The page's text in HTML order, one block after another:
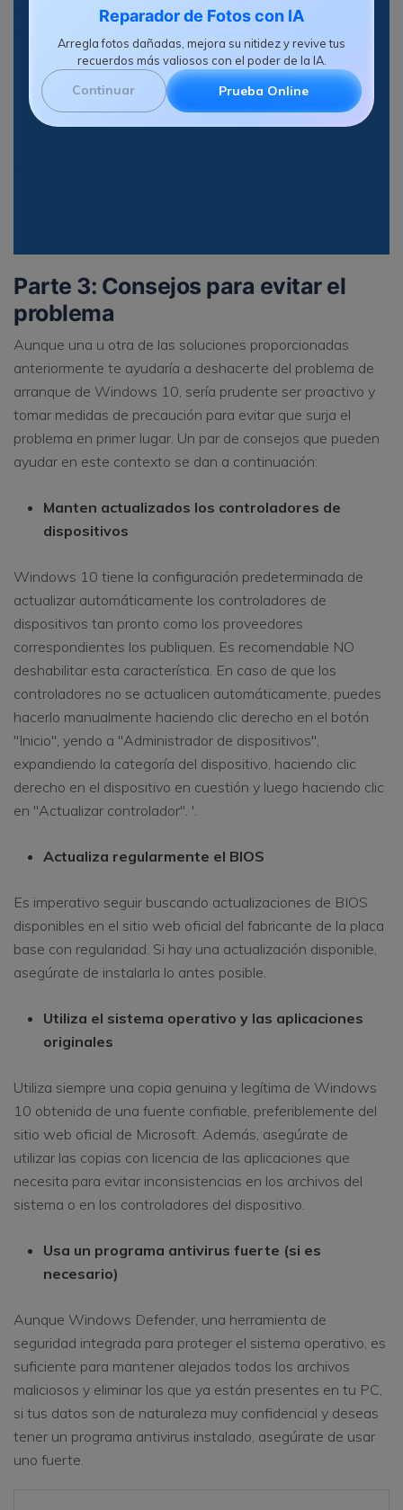
Reparador de Fotos con IA
Arregla fotos dañadas, mejora su nitidez y revive tus
recuerdos más valiosos con el poder de la IA.
Continuar Prueba Online
Parte 3: Consejos para evitar el
problema
Aunque una u otra de las soluciones proporcionadas
anteriormente te ayudaría a deshacerte del problema de
arranque de Windows 10, sería prudente ser proactivo y
tomar medidas de precaución para evitar que surja el
problema en primer lugar. Un par de consejos que pueden
ayudar en este contexto se dan a continuación:
Manten actualizados los controladores de
dispositivos
Windows 10 tiene la configuración predeterminada de
actualizar automáticamente los controladores de
dispositivos tan pronto como los proveedores
correspondientes los publiquen. Es recomendable NO
deshabilitar esta característica. En caso de que los
controladores no se actualicen automáticamente, puedes
hacerlo manualmente haciendo clic derecho en el botón
"Inicio", yendo a "Administrador de dispositivos",
expandiendo la categoría del dispositivo, haciendo clic
derecho en el dispositivo en cuestión y luego haciendo clic
en "Actualizar controlador". '.
Actualiza regularmente el BIOS
Es imperativo seguir buscando actualizaciones de BIOS
disponibles en el sitio web oficial del fabricante de la placa
base con regularidad. Si hay una actualización disponible,
asegúrate de instalarla lo antes posible.
Utiliza el sistema operativo y las aplicaciones
originales
Utiliza siempre una copia genuina y legítima de Windows
10 obtenida de una fuente confiable, preferiblemente del
sitio web oficial de Microsoft. Además, asegúrate de
utilizar las copias con licencia de las aplicaciones que
necesita para evitar inconsistencias en los archivos del
sistema o en los controladores del dispositivo.
Usa un programa antivirus fuerte (si es
necesario)
Aunque Windows Defender, una herramienta de
seguridad integrada para proteger el sistema operativo, es
suficiente para mantener alejados todos los archivos
maliciosos y eliminar los que ya están presentes en tu PC,
si tus datos son de naturaleza muy confidencial y deseas
tener un programa antivirus instalado, asegúrate de usar
uno fuerte.